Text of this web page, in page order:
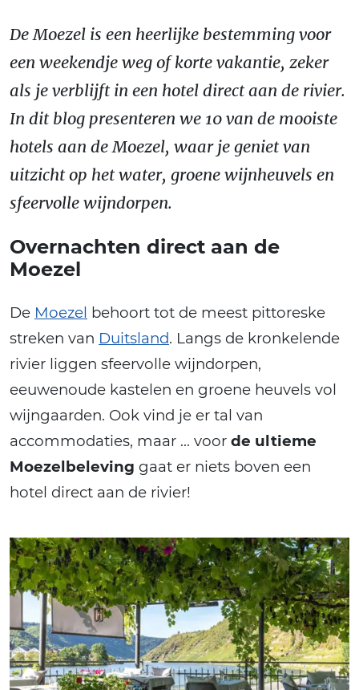
De Moezel is een heerlijke bestemming voor
een weekendje weg of korte vakantie, zeker
als je verblijft in een hotel direct aan de rivier.
In dit blog presenteren we 10 van de mooiste
hotels aan de Moezel, waar je geniet van
uitzicht op het water, groene wijnheuvels en
sfeervolle wijndorpen.
Overnachten direct aan de
Moezel
De Moezel behoort tot de meest pittoreske
streken van Duitsland. Langs de kronkelende
rivier liggen sfeervolle wijndorpen,
eeuwenoude kastelen en groene heuvels vol
wijngaarden. Ook vind je er tal van
accommodaties, maar … voor de ultieme
Moezelbeleving gaat er niets boven een
hotel direct aan de rivier!